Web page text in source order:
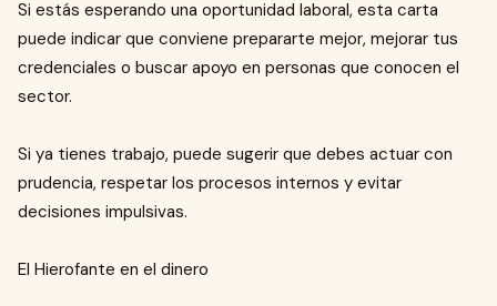
Si estás esperando una oportunidad laboral, esta carta
puede indicar que conviene prepararte mejor, mejorar tus
credenciales o buscar apoyo en personas que conocen el
sector.
Si ya tienes trabajo, puede sugerir que debes actuar con
prudencia, respetar los procesos internos y evitar
decisiones impulsivas.
El Hierofante en el dinero